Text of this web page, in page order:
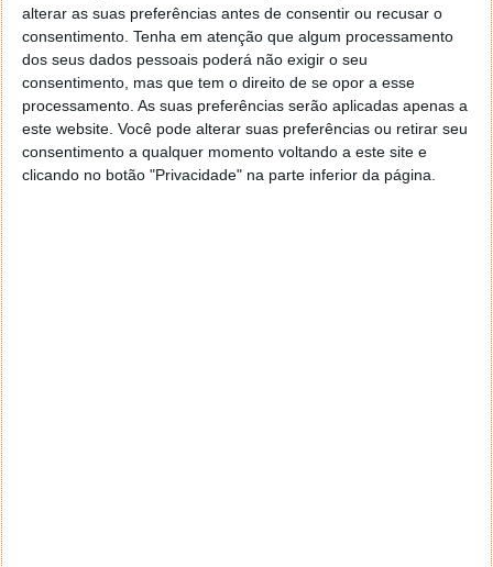
alterar as suas preferências antes de consentir ou recusar o
consentimento. Tenha em atenção que algum processamento
dos seus dados pessoais poderá não exigir o seu
consentimento, mas que tem o direito de se opor a esse
processamento. As suas preferências serão aplicadas apenas a
este website. Você pode alterar suas preferências ou retirar seu
consentimento a qualquer momento voltando a este site e
clicando no botão "Privacidade" na parte inferior da página.
Por fim, indiquem qual o modo para criar uma
equipa. Pode ser a partir do zero, uma equipa para
gerir um projeto, um evento, etc.